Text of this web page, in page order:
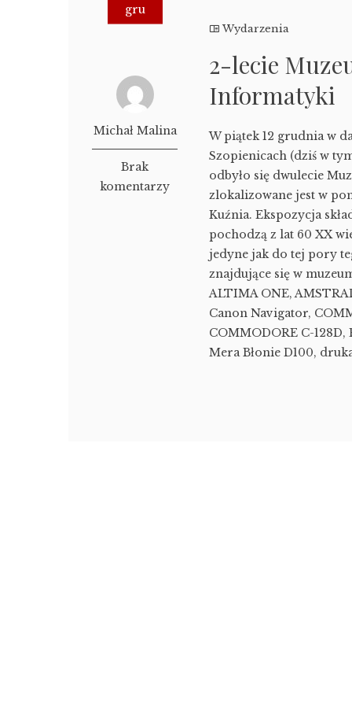
gru
Michał Malina
Brak
komentarzy
Wydarzenia
2-lecie
Informatyki
W piątek 12 grudnia w
Szopienicach (dziś w
odbyło się dwulecie
zlokalizowane jest w
Kuźnia. Ekspozycja
pochodzą z lat 60 XX
jedyne jak do tej pory
znajdujące się w
ALTIMA ONE,
Canon Navigator,
COMMODORE C-
Mera Błonie D100,